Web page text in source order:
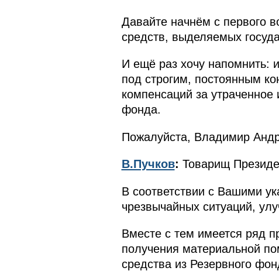
Давайте начнём с первого
средств, выделяемых
И ещё раз хочу напомнить:
под строгим, постоянным
компенсаций за
фонда.
Пожалуйста, Владимир
В.Пучков: Товарищ
В соответствии с Вашими
чрезвычайных ситуаций,
Вместе с тем имеется ряд
получения материальной
средства из Резервного